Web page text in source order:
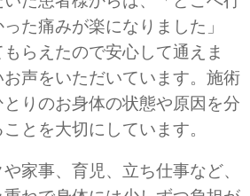
た痛みが楽になりました」
もらえたので安心して通えま
声をいただいています。施術
りのお身体の状態や原因を分
とを大切にしています。
家事、育児、立ち仕事など、